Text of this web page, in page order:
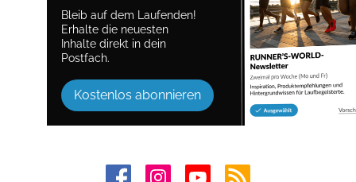
Bleib auf dem Laufenden!
Erhalte die neuesten
Inhalte direkt in dein
Postfach.
Kostenlos abonnieren